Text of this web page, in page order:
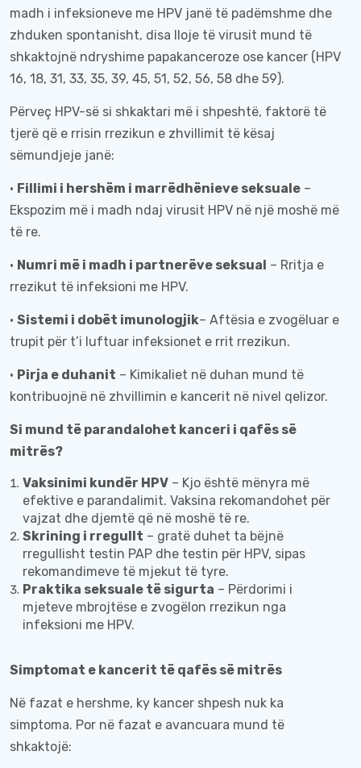
madh i infeksioneve me HPV janë të padëmshme dhe
zhduken spontanisht, disa lloje të virusit mund të
shkaktojnë ndryshime papakanceroze ose kancer (HPV
16, 18, 31, 33, 35, 39, 45, 51, 52, 56, 58 dhe 59).
Përveç HPV-së si shkaktari më i shpeshtë, faktorë të
tjerë që e rrisin rrezikun e zhvillimit të kësaj
sëmundjeje janë:
• Fillimi i hershëm i marrëdhënieve seksuale –
Ekspozim më i madh ndaj virusit HPV në një moshë më
të re.
• Numri më i madh i partnerëve seksual – Rritja e
rrezikut të infeksioni me HPV.
• Sistemi i dobët imunologjik– Aftësia e zvogëluar e
trupit për t’i luftuar infeksionet e rrit rrezikun.
• Pirja e duhanit – Kimikaliet në duhan mund të
kontribuojnë në zhvillimin e kancerit në nivel qelizor.
Si mund të parandalohet kanceri i qafës së
mitrës?
Vaksinimi kundër HPV – Kjo është mënyra më
efektive e parandalimit. Vaksina rekomandohet për
vajzat dhe djemtë që në moshë të re.
Skrining i rregullt – gratë duhet ta bëjnë
rregullisht testin PAP dhe testin për HPV, sipas
rekomandimeve të mjekut të tyre.
Praktika seksuale të sigurta – Përdorimi i
mjeteve mbrojtëse e zvogëlon rrezikun nga
infeksioni me HPV.
Simptomat e kancerit të qafës së mitrës
Në fazat e hershme, ky kancer shpesh nuk ka
simptoma. Por në fazat e avancuara mund të
shkaktojë: